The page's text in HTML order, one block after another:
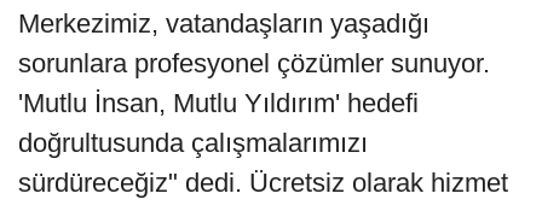
Merkezimiz, vatandaşların yaşadığı
sorunlara profesyonel çözümler sunuyor.
'Mutlu İnsan, Mutlu Yıldırım' hedefi
doğrultusunda çalışmalarımızı
sürdüreceğiz" dedi. Ücretsiz olarak hizmet